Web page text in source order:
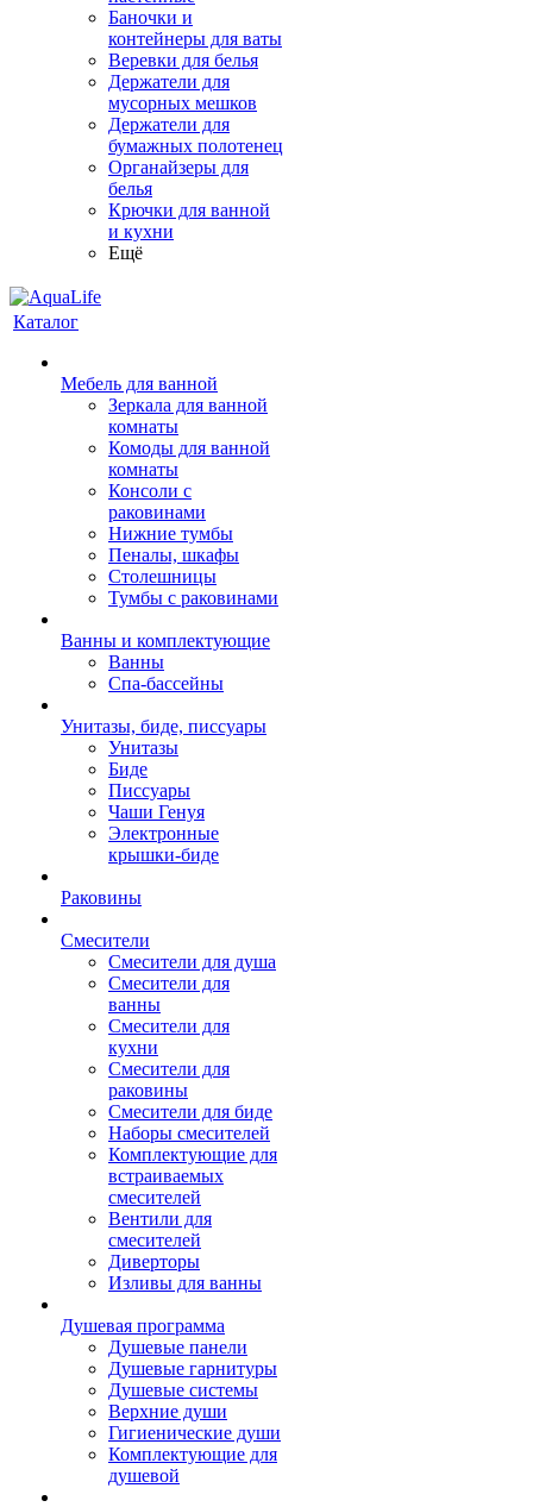
Баночки и
контейнеры для ваты
Веревки для белья
Держатели для
мусорных мешков
Держатели для
бумажных полотенец
Органайзеры для
белья
Крючки для ванной
и кухни
Ещё
Каталог
Мебель для ванной
Зеркала для ванной
комнаты
Комоды для ванной
комнаты
Консоли с
раковинами
Нижние тумбы
Пеналы, шкафы
Столешницы
Тумбы с раковинами
Ванны и комплектующие
Ванны
Спа-бассейны
Унитазы, биде, писсуары
Унитазы
Биде
Писсуары
Чаши Генуя
Электронные
крышки-биде
Раковины
Смесители
Смесители для душа
Смесители для
ванны
Смесители для
кухни
Смесители для
раковины
Смесители для биде
Наборы смесителей
Комплектующие для
встраиваемых
смесителей
Вентили для
смесителей
Диверторы
Изливы для ванны
Душевая программа
Душевые панели
Душевые гарнитуры
Душевые системы
Верхние души
Гигиенические души
Комплектующие для
душевой